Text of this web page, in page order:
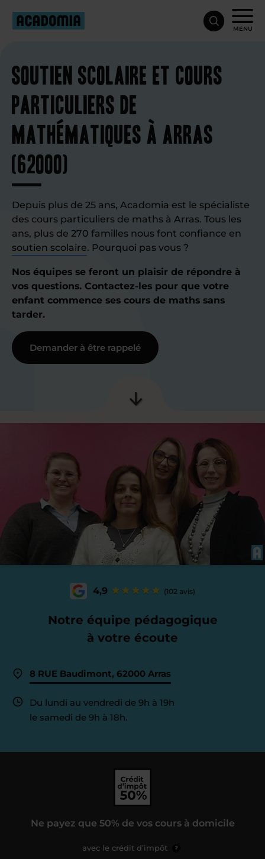
MENU
Soutien scolaire et cours
particuliers de
mathématiques à Arras
(62000)
Depuis plus de 25 ans, Acadomia est le spécialiste
des cours particuliers de maths à Arras. Tous les
ans, plus de 270 familles nous font confiance en
soutien scolaire. Pourquoi pas vous ?
Nos équipes se feront un plaisir de répondre à
vos questions. Contactez-les pour que votre
enfant commence ses cours de maths sans
tarder.
Demander à être rappelé
4,9 (102 avis)
Notre équipe pédagogique
à votre écoute
8 RUE Baudimont, 62000 Arras
Du lundi au vendredi de 9h à 19h
le samedi de 9h à 18h.
Ne payez que 50% de vos cours à domicile
avec le crédit d’impôt ?